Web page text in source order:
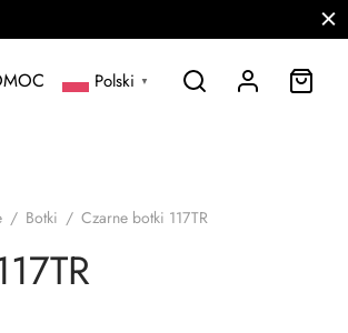
Polski ▼
/ Botki / Czarne botki 117TR